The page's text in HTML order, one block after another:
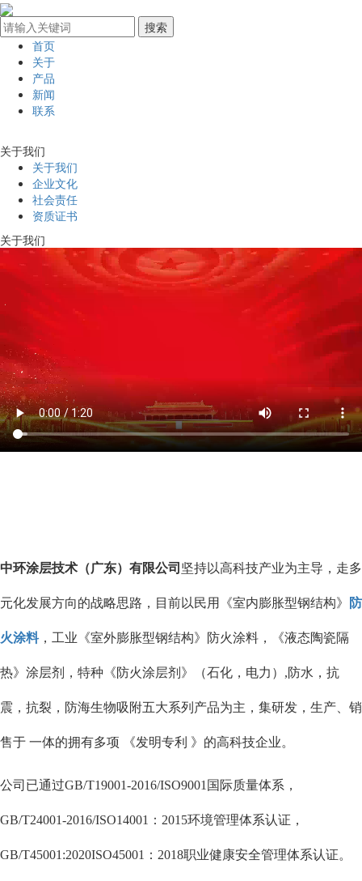
首页
关于
产品
新闻
联系
关于我们
关于我们
企业文化
社会责任
资质证书
关于我们
中环涂层技术（广东）有限公司 坚持以高科技产业为主导，走多
元化发展方向的战略思路，目前以民用《室内膨胀型钢结构》 防
火涂料，工业《室外膨胀型钢结构》防火涂料，《液态陶瓷隔
热》涂层剂，特种《防火涂层剂》（石化，电力）,防水，抗
震，抗裂，防海生物吸附五大系列产品为主，集研发，生产、销
售于 一体的拥有多项 《发明专利 》的高科技企业。
公司已通过GB/T19001-2016/ISO9001国际质量体系，
GB/T24001-2016/ISO14001：2015环境管理体系认证，
GB/T45001:2020ISO45001：2018职业健康安全管理体系认证。